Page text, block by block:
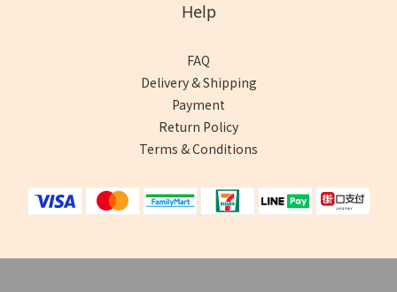
Help
FAQ
Delivery & Shipping
Payment
Return Policy
Terms & Conditions